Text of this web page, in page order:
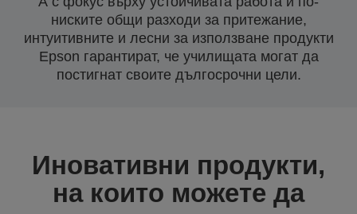
ниските общи разходи за притежание,
интуитивните и лесни за използване продукти
Epson гарантират, че училищата могат да
постигнат своите дългосрочни цели.
Иновативни продукти,
на които можете да